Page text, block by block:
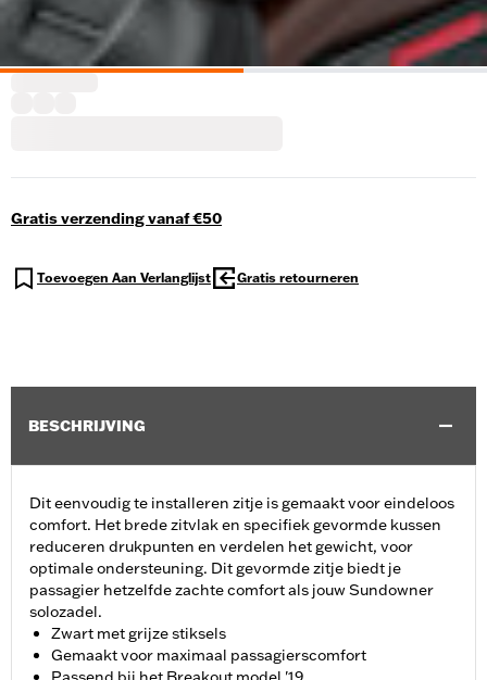
Gratis verzending vanaf €50
Toevoegen Aan Verlanglijst Gratis retourneren
BESCHRIJVING
Dit eenvoudig te installeren zitje is gemaakt voor eindeloos
comfort. Het brede zitvlak en specifiek gevormde kussen
reduceren drukpunten en verdelen het gewicht, voor
optimale ondersteuning. Dit gevormde zitje biedt je
passagier hetzelfde zachte comfort als jouw Sundowner
solozadel.
Zwart met grijze stiksels
Gemaakt voor maximaal passagierscomfort